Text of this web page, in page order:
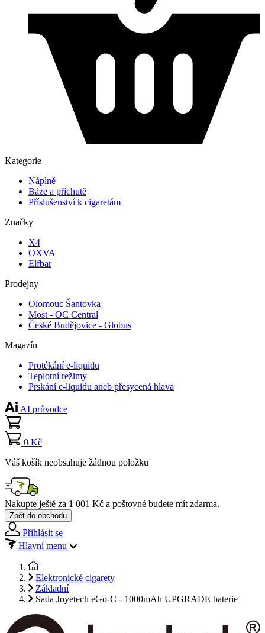
Kategorie
Náplně
Báze a příchutě
Příslušenství k cigaretám
Značky
X4
OXVA
Elfbar
Prodejny
Olomouc Šantovka
Most - OC Central
České Budějovice - Globus
Magazín
Protékání e-liquidu
Teplotní režimy
Prskání e-liquidu aneb přesycená hlava
AI průvodce
0 Kč
Váš košík neobsahuje žádnou položku
Nakupte ještě za 1 001 Kč a poštovné budete mít zdarma.
Zpět do obchodu
Přihlásit se
Hlavní menu
Elektronické cigarety
Základní
Sada Joyetech eGo-C - 1000mAh UPGRADE baterie